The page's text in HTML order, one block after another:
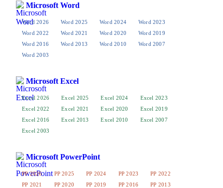
Microsoft Word
Word 2026 Word 2025 Word 2024
Word 2023
Word 2022
Word 2021 Word 2020
Word 2019
Word 2016
Word 2013 Word 2010
Word 2007
Word 2003
Microsoft Excel
Excel 2026 Excel 2025 Excel 2024
Excel 2023
Excel 2022
Excel 2021 Excel 2020
Excel 2019
Excel 2016
Excel 2013 Excel 2010
Excel 2007
Excel 2003
Microsoft PowerPoint
PP 2026 PP 2025 PP 2024 PP 2023
PP 2022
PP 2021
PP 2020 PP 2019 PP 2016
PP 2013